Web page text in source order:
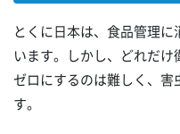
とくに日本は、食品管理
います。しかし、どれだ
ゼロにするのは難しく、
す。